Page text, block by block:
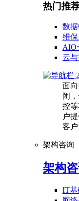
热门推
数
维
AIO
云
面
闭
控
户
客户
架构咨询
架构
IT基